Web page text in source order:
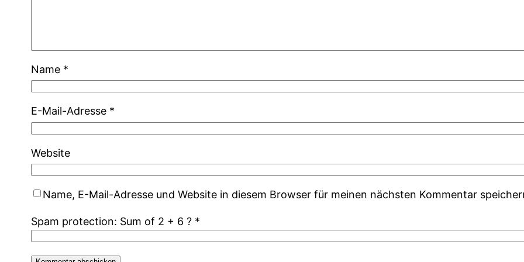
Name *
E-Mail-Adresse *
Website
Name, E-Mail-Adresse und Website in diesem Browser für meinen nächsten Kommentar
Spam protection: Sum of 2 + 6 ? *